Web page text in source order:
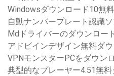
Windowsダウンロード10無料
自動ナンバープレート認識
Mdドライバーのダウンロー
アドビインデザイン無料ダ
VPNモンスターPCをダウン
典型的なプレーヤー4.51無